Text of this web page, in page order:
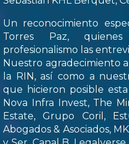
Un reconocimiento
Torres Paz,
profesionalismo las
Nuestro agradecimiento
la RIN, así como a
que hicieron posible
Nova Infra Invest, The
Estate, Grupo Coril,
Abogados & Asociados,